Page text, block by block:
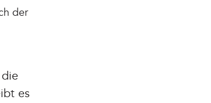
der
es